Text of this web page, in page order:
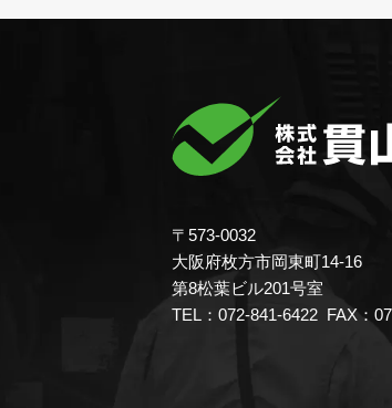
〒573-0032
大阪府枚方市岡東町14-16
第8松葉ビル201号室
TEL：072-841-6422 FAX：